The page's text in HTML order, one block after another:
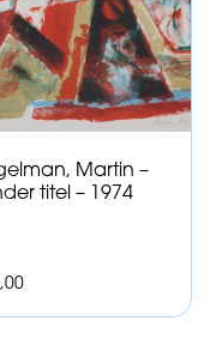
Martin –
titel – 1974